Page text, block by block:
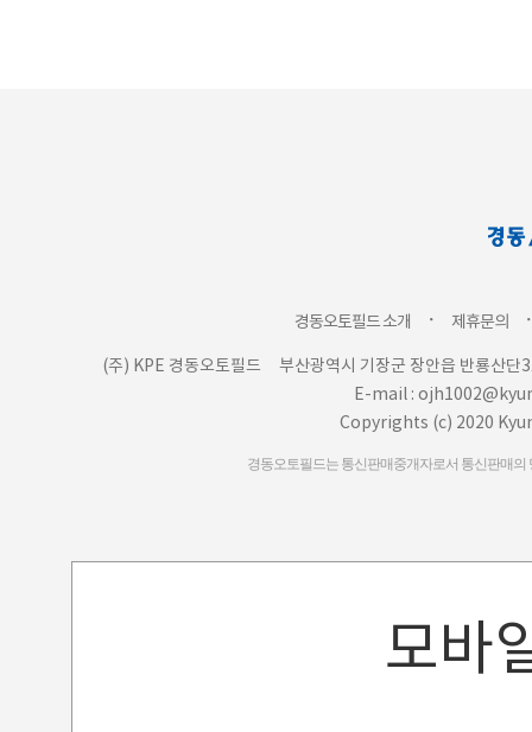
경동오토필드 소개 ㆍ 제휴문의
(주) KPE 경동오토필드
부산광역시 기장군 장안읍 반룡산단
E-mail :
Copyrights (c) 2020
경동오토필드는 통신판매중개자로서 통신판매의
모바